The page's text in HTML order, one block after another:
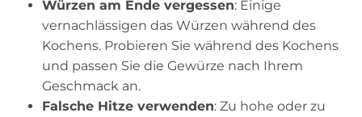
Würzen am Ende vergessen: Einige
vernachlässigen das Würzen während des
Kochens. Probieren Sie während des Kochens
und passen Sie die Gewürze nach Ihrem
Geschmack an.
Falsche Hitze verwenden: Zu hohe oder zu